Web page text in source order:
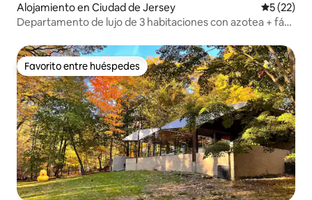
Alojamiento en Ciudad de Jersey
5 (22)
Departamento de lujo de 3 habitaciones con azotea + fácil
Favorito entre huéspedes
Favorito entre huéspedes